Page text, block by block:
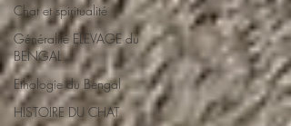
Chat et spiritualité
Généralité ELEVAGE du
BENGAL
Ethologie du Bengal
HISTOIRE DU CHAT